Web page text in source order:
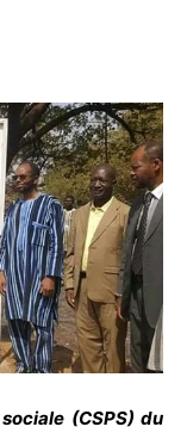
(CSPS) du